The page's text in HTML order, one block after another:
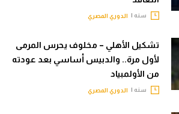
سنه | الدوري المصري
تشكيل الأهلي – مخلوف يحرس المرمى
لأول مرة.. والدبيس أساسي بعد عودته
من الأولمبياد
سنه | الدوري المصري